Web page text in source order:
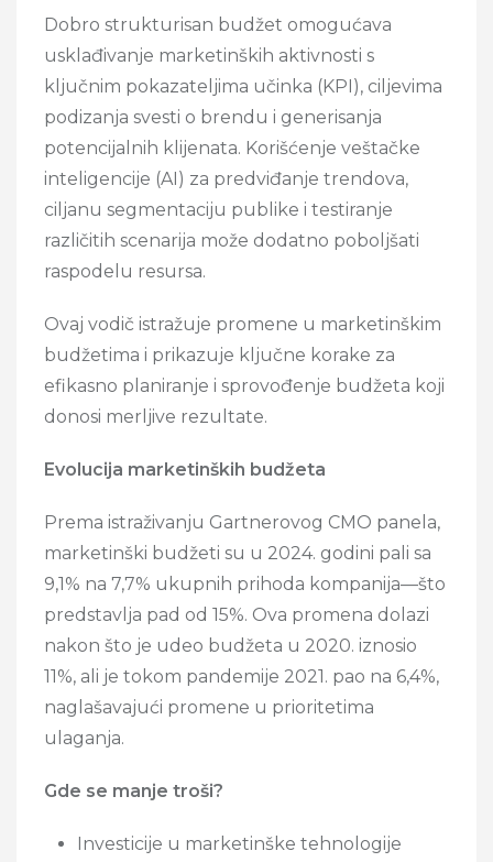
Dobro strukturisan budžet omogućava
usklađivanje marketinških aktivnosti s
ključnim pokazateljima učinka (KPI), ciljevima
podizanja svesti o brendu i generisanja
potencijalnih klijenata. Korišćenje veštačke
inteligencije (AI) za predviđanje trendova,
ciljanu segmentaciju publike i testiranje
različitih scenarija može dodatno poboljšati
raspodelu resursa.
Ovaj vodič istražuje promene u marketinškim
budžetima i prikazuje ključne korake za
efikasno planiranje i sprovođenje budžeta koji
donosi merljive rezultate.
Evolucija marketinških budžeta
Prema istraživanju Gartnerovog CMO panela,
marketinški budžeti su u 2024. godini pali sa
9,1% na 7,7% ukupnih prihoda kompanija—što
predstavlja pad od 15%. Ova promena dolazi
nakon što je udeo budžeta u 2020. iznosio
11%, ali je tokom pandemije 2021. pao na 6,4%,
naglašavajući promene u prioritetima
ulaganja.
Gde se manje troši?
Investicije u marketinške tehnologije